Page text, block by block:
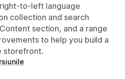
to-left language
collection and search
section, and a range
to help you build a
storefront.